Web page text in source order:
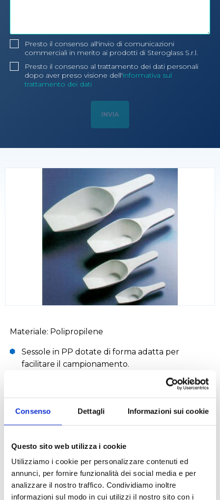
Consenso Dettagli Informazioni sui cookie
Questo sito web utilizza i cookie
Utilizziamo i cookie per personalizzare contenuti ed
annunci, per fornire funzionalità dei social media e per
analizzare il nostro traffico. Condividiamo inoltre
informazioni sul modo in cui utilizzi il nostro sito con i
Presto il consenso all'invio di comunicazioni
commerciali in merito ai prodotti di Steroglass S.r.l.
Presto il consenso al trattamento dei dati personali
dopo aver preso visione dell'informativa sul
trattamento dei dati
Materiale: Polipropilene
Sessole in PP dotate di forma adatta per
facilitare il campionamento.
Base piatta ed angoli arrotondati per facilitarne
Ambientale Chimico Farmaceutico